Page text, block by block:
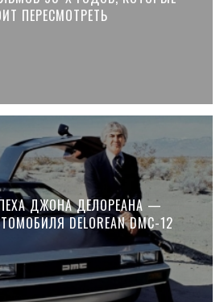
ПЕРЕСМОТРЕТЬ
ДЖОНА ДЕЛОРЕАНА —
DELOREAN DMC-12